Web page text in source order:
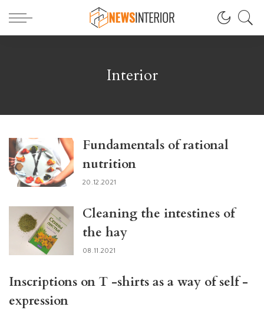
Interior
Fundamentals of rational
nutrition
20.12.2021
Cleaning the intestines of
the hay
08.11.2021
Inscriptions on T -shirts as a way of self -
expression